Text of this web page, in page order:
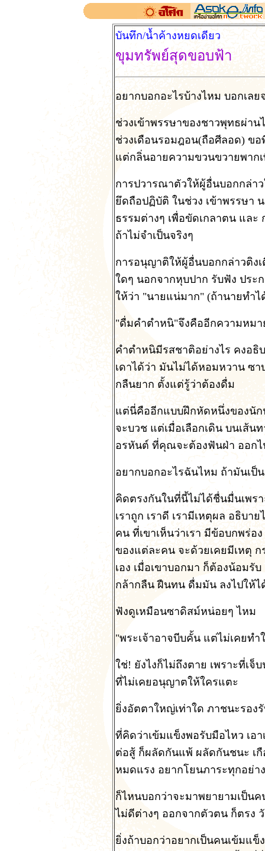
บันทึก/น้ำค้างหยดเดียว
ขุมทรัพย์สุดขอบฟ้า
อยากบอกอะไรบ้างไหม บอกเล
ช่วงเข้าพรรษาของชาวพุทธผ่าน
ช่วงเดือนรอมฎอน(ถือศีลอด) ข
แต่กลิ่นอายความขวนขวายพาก
การปวารณาตัวให้ผู้อื่นบอกกล่า
ยึดถือปฏิบัติ ในช่วง เข้าพรรษา
ธรรมต่างๆ เพื่อขัดเกลาตน แล
ถ้าไม่จำเป็นจริงๆ
การอนุญาติให้ผู้อื่นบอกกล่าวติง
ใดๆ นอกจากหุบปาก รับฟัง ประก
ให้ว่า "นายแน่มาก" (ถ้านายทำไ
"ดื่มคำตำหนิ"จึงคืออีกความหม
คำตำหนิมีรสชาติอย่างไร คงอธิ
เดาได้ว่า มันไม่ได้หอมหวาน ซ
กลืนยาก ตั้งแต่รู้ว่าต้องดื่ม
แต่นี่คืออีกแบบฝึกหัดหนึ่งของนั
จะบวช แต่เมื่อเลือกเดิน บนเส้
อรหันต์ ที่คุณจะต้องฟันฝ่า ออก
อยากบอกอะไรฉันไหม ถ้ามันเป็
คิดตรงกันในที่นี้ไม่ได้ชื่นมื่นเพรา
เราถูก เราดี เรามีเหตุผล อธิบา
คน ที่เขาเห็นว่าเรา มีข้อบกพร่
ของแต่ละคน จะด้วยเคยมีเหตุ
เอง เมื่อเขาบอกมา ก็ต้องน้อม
กล้ากลืน ฝืนทน ดื่มมัน ลงไปให้ไ
ฟังดูเหมือนซาดิสม์หน่อยๆ ไหม
"พระเจ้าอาจบีบคั้น แต่ไม่เคยท
ใช่! ยังไงก็ไม่ถึงตาย เพราะที่เ
ที่ไม่เคยอนุญาตให้ใครแตะ
ยิ่งอัตตาใหญ่เท่าใด ภาชนะรอง
ที่คิดว่าเข้มแข็งพอรับมือไหว เอา
ต่อสู้ ก็ผลัดกันแพ้ ผลัดกันชนะ เ
หมดแรง อยากโยนภาระทุกอย่า
ก็ไหนบอกว่าจะมาพยายามเป็นค
ไม่ดีต่างๆ ออกจากตัวตน ก็ตรง
ยิ่งถ้าบอกว่าอยากเป็นคนเข้มแ